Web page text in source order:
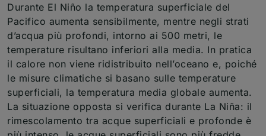
Durante El Niño la temperatura superficiale del
Pacifico aumenta sensibilmente, mentre negli strati
d’acqua più profondi, intorno ai 500 metri, le
temperature risultano inferiori alla media. In pratica
il calore non viene ridistribuito nell’oceano e, poiché
le misure climatiche si basano sulle temperature
superficiali, la temperatura media globale aumenta.
La situazione opposta si verifica durante La Niña: il
rimescolamento tra acque superficiali e profonde è